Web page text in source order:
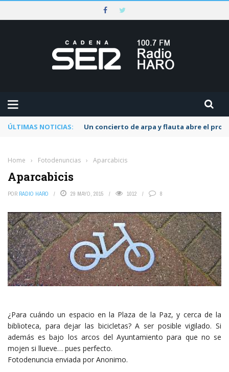
ÚLTIMAS NOTICIAS: Un concierto de arpa y flauta abre el
Home › Fotodenuncias › Aparcabicis
Aparcabicis
POR RADIO HARO 29 MAYO, 2015 1012 8
¿Para cuándo un espacio en la Plaza de la Paz, y cerca de la
biblioteca, para dejar las bicicletas? A ser posible vigilado. Si
además es bajo los arcos del Ayuntamiento para que no se
mojen si llueve… pues perfecto.
Fotodenuncia enviada por Anonimo.